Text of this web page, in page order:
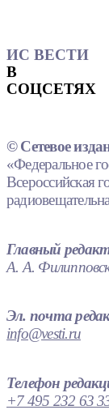
ИС ВЕСТИ
В
СОЦСЕТЯХ
© Сетевое
«Федеральное
Всероссийская
Главный
А. А.
Эл. почта
info@vesti.ru
Телефон
+7 495 232 63